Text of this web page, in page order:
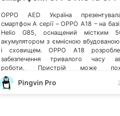
OPPO AED Україна
смартфон A серії – OPPO A18 – на
Helio G85, оснащений містким
акумулятором з ємнісною
і сховищем. OPPO A18
забезпечення тривалого часу
роботи. Пристрій може
приголомшливим 90 Гц Сонячним
режимом надгучності, що
Pingvin Pro